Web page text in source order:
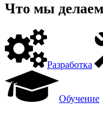
Что мы делаем
Разработка
Обучение